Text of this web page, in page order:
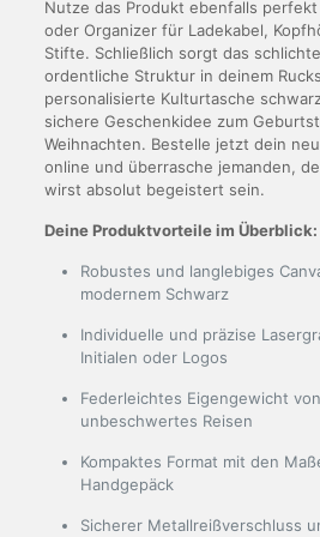
Nutze das Produkt ebenfalls perfekt
oder Organizer für Ladekabel,
Stifte. Schließlich sorgt das
ordentliche Struktur in deinem
personalisierte Kulturtasche
sichere Geschenkidee zum
Weihnachten. Bestelle jetzt dein
online und überrasche jemanden,
wirst absolut begeistert sein.
Deine Produktvorteile im Überblick:
Robustes und langlebiges
modernem Schwarz
Individuelle und präzise
Initialen oder Logos
Federleichtes Eigengewicht
unbeschwertes Reisen
Kompaktes Format mit den
Handgepäck
Sicherer Metallreißverschluss